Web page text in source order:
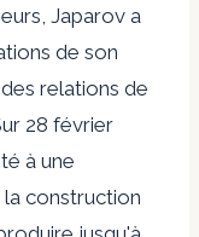
Japarov a
de son
relations de
28 février
à une
construction